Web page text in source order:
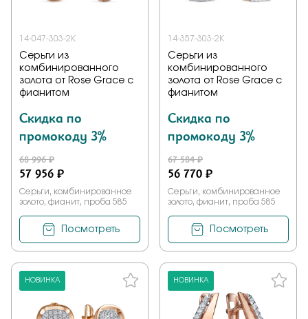
14-047-303-2К
Серьги из
комбинированного
золота от Rose Grace с
фианитом
Скидка по
промокоду 3%
68 996 ₽
57 956 ₽
Серьги, комбинированное
золото, фианит, проба 585
Посмотреть
14-357-303-2К
Серьги из
комбинированного
золота от Rose Grace с
фианитом
Скидка по
промокоду 3%
67 584 ₽
56 770 ₽
Серьги, комбинированное
золото, фианит, проба 585
Посмотреть
НОВИНКА НОВИНКА